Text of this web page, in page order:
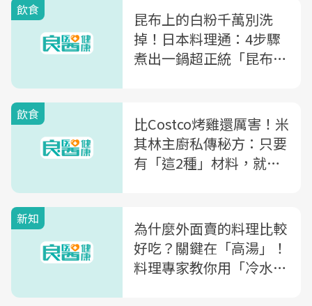
飲食
昆布上的白粉千萬別洗
掉！日本料理通：4步驟
煮出一鍋超正統「昆布柴
飲食
比Costco烤雞還厲害！米
其林主廚私傳秘方：只要
有「這2種」材料，就算
新知
為什麼外面賣的料理比較
好吃？關鍵在「高湯」！
料理專家教你用「冷水」